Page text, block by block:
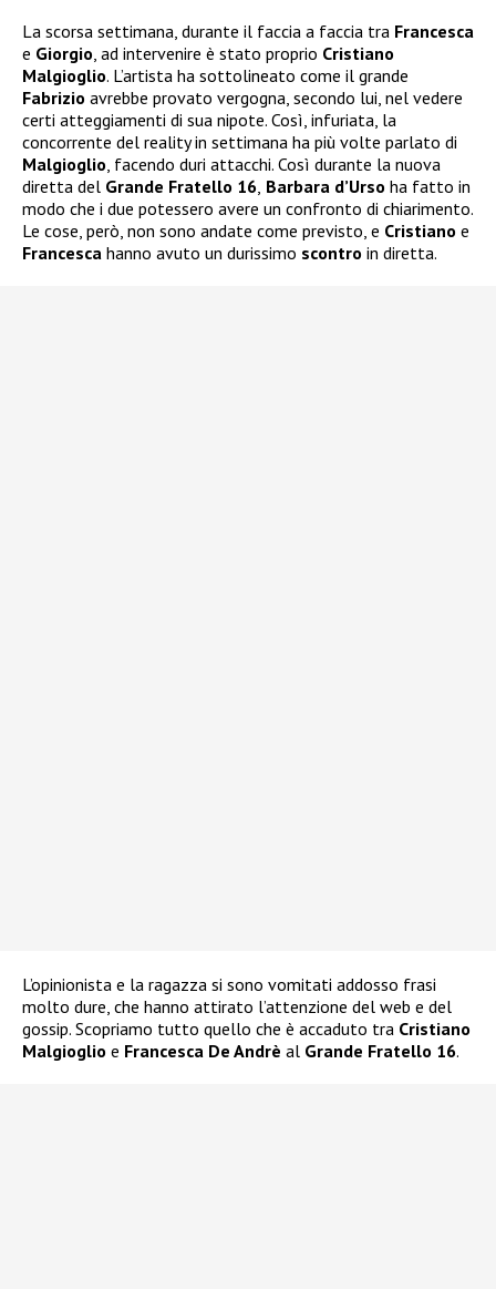
La scorsa settimana, durante il faccia a faccia tra Francesca
e Giorgio, ad intervenire è stato proprio Cristiano
Malgioglio. L’artista ha sottolineato come il grande
Fabrizio avrebbe provato vergogna, secondo lui, nel vedere
certi atteggiamenti di sua nipote. Così, infuriata, la
concorrente del reality in settimana ha più volte parlato di
Malgioglio, facendo duri attacchi. Così durante la nuova
diretta del Grande Fratello 16, Barbara d’Urso ha fatto in
modo che i due potessero avere un confronto di chiarimento.
Le cose, però, non sono andate come previsto, e Cristiano e
Francesca hanno avuto un durissimo scontro in diretta.
L’opinionista e la ragazza si sono vomitati addosso frasi
molto dure, che hanno attirato l’attenzione del web e del
gossip. Scopriamo tutto quello che è accaduto tra Cristiano
Malgioglio e Francesca De Andrè al Grande Fratello 16.